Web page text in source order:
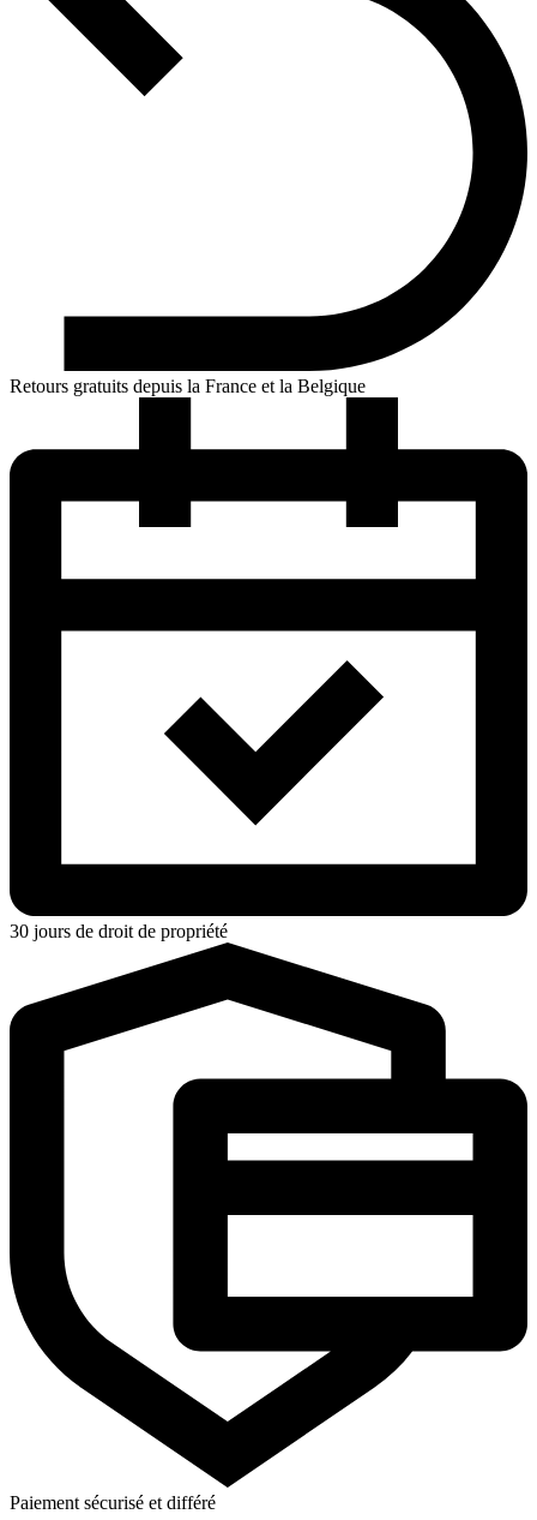
Retours gratuits depuis la France et la Belgique
30 jours de droit de propriété
Paiement sécurisé et différé